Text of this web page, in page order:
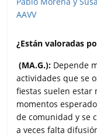
¿Están valoradas
(MA.G.): Depende
actividades que se
fiestas suelen estar
momentos
de comunidad y se
a veces falta